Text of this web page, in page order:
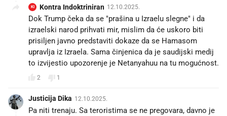
KI Kontra Indoktriniran 12.10.2025.
Dok Trump čeka da se "prašina u Izraelu slegne" i da
izraelski narod prihvati mir, mislim da će uskoro biti
prisiljen javno predstaviti dokaze da se Hamasom
upravlja iz Izraela. Sama činjenica da je saudijski medij
to izvijestio upozorenje je Netanyahuu na tu mogućnost.
2 1
Justicija Dika 12.10.2025.
Pa niti trenaju. Sa teroristima se ne pregovara, davno je